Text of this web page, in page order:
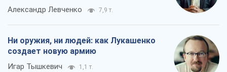
Александр Левченко 7,9 т.
Ни оружия, ни людей: как Лукашенко
создает новую армию
Игар Тышкевич 1,1 т.